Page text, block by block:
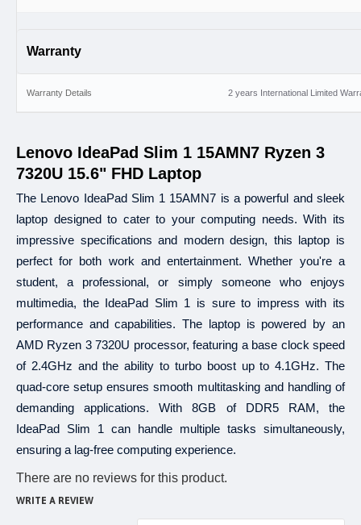
Warranty
Warranty Details 2 years International Limited
Lenovo IdeaPad Slim 1 15AMN7 Ryzen 3
7320U 15.6" FHD Laptop
The Lenovo IdeaPad Slim 1 15AMN7 is a powerful and sleek
laptop designed to cater to your computing needs. With its
impressive specifications and modern design, this laptop is
perfect for both work and entertainment. Whether you're a
student, a professional, or simply someone who enjoys
multimedia, the IdeaPad Slim 1 is sure to impress with its
performance and capabilities. The laptop is powered by an
AMD Ryzen 3 7320U processor, featuring a base clock speed
of 2.4GHz and the ability to turbo boost up to 4.1GHz. The
quad-core setup ensures smooth multitasking and handling of
demanding applications. With 8GB of DDR5 RAM, the
IdeaPad Slim 1 can handle multiple tasks simultaneously,
ensuring a lag-free computing experience.
There are no reviews for this product.
WRITE A REVIEW